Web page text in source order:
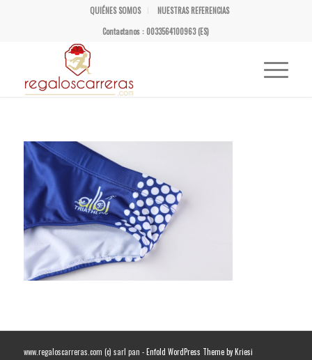
QUIÉNES SOMOS
NUESTRAS REFERENCIAS
Contactanos : 0033564100963 (ES)
www.regaloscarreras.com (c) sarl pan -Enfold WordPress Theme by Kriesi